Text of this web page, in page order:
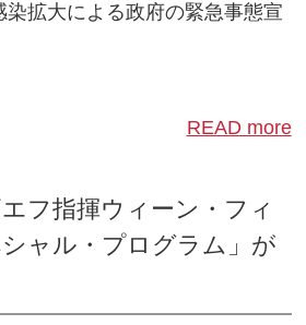
拡大による政府の緊急事態宣
READ more
フ指揮ウィーン・フィ
ャル・プログラム」が